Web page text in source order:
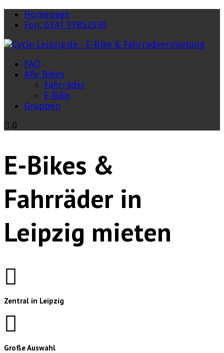
Homepage
Fon: 0341 97852530
FAQ
Alle Bikes
Fahrräder
E-Bike
Gruppen
0
E-Bikes &
Fahrräder in
Leipzig mieten
Zentral in Leipzig
Große Auswahl